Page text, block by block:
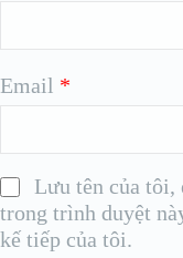
Email *
Lưu tên của tôi,
trong trình duyệt
kế tiếp của tôi.